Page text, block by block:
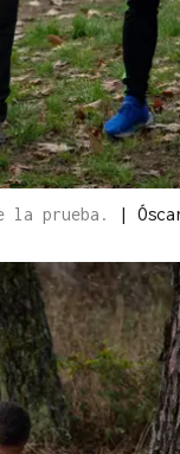
la prueba. |